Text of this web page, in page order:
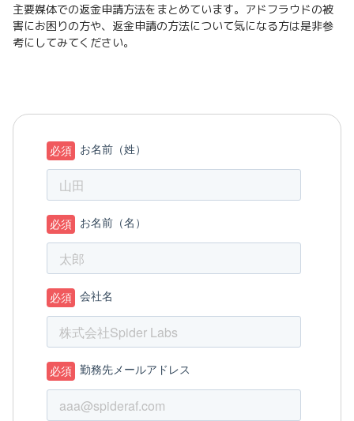
主要媒体での返金申請方法をまとめています。アドフラウドの被
害にお困りの方や、返金申請の方法について気になる方は是非参
考にしてみてください。